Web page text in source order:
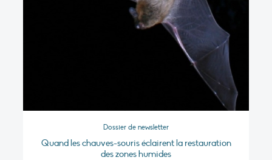
Dossier de newsletter
Quand les chauves-souris éclairent la restauration
des zones humides